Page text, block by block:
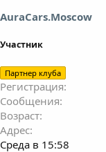
AuraCars.Moscow
Участник
Партнер клуба
Регистрация
Сообщения
Возраст
Адрес
Среда в 15:58